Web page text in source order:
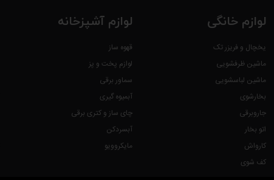
لوازم خانگی
یخچال و فریزر تک
ماشین ظرفشویی
ماشین لباسشویی
بخارشوی
جاروبرقی
اتو بخار
کارواش
کف شوی
لوازم آشپزخانه
قهوه ساز
لوازم پخت و پز
سماور برقی
آبمیوه گیری
چای ساز و کتری برقی
آبسردکن
مایکروویو